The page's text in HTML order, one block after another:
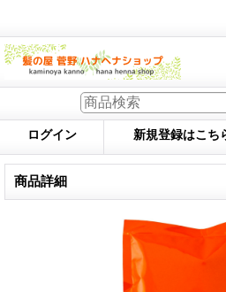
ログイン 新規登録はこち
商品詳細